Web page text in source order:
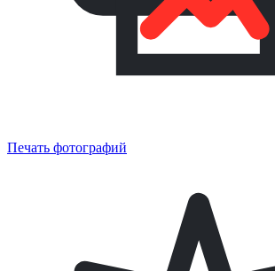
Печать фотографий